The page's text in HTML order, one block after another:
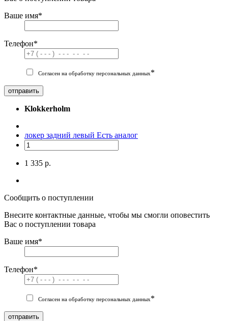
Ваше имя*
Телефон*
Согласен на обработку персональных данных*
отправить
Klokkerholm
локер задний левый Есть аналог
1 335 р.
Сообщить о поступлении
Внесите контактные данные, чтобы мы смогли оповестить
Вас о поступлении товара
Ваше имя*
Телефон*
Согласен на обработку персональных данных*
отправить